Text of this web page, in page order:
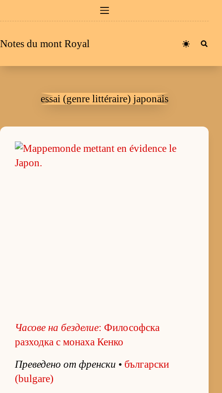
au
Notes du mont Royal
essai (genre littéraire) japonais
Ча­сове на без­де­лие: Философска
разходка с монаха Кенко
Пре­ве­дено от френ­ски • бъл­гар­ски
(bulgare)